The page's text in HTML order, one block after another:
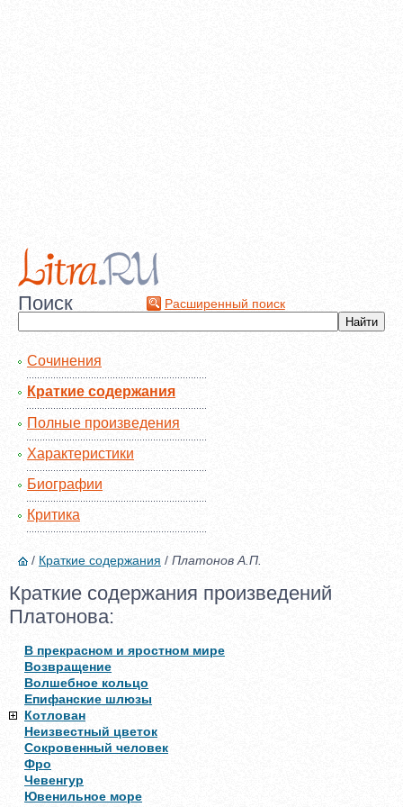
Поиск Расширенный поиск
Сочинения
Краткие содержания
Полные произведения
Характеристики
Биографии
Критика
/ Краткие содержания / Платонов А.П.
Краткие содержания произведений
Платонова:
В прекрасном и яростном мире
Возвращение
Волшебное кольцо
Епифанские шлюзы
Котлован
Неизвестный цветок
Сокровенный человек
Фро
Чевенгур
Ювенильное море